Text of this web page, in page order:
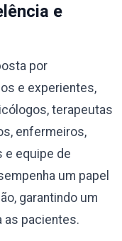
e
por
e experientes,
terapeutas
enfermeiros,
equipe de
um papel
garantindo um
as pacientes.